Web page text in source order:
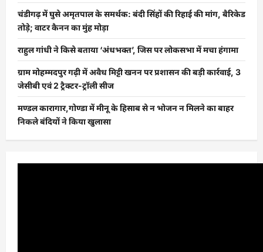
चंडीगढ़ में घुसे अमृतपाल के समर्थक: बंदी सिंहों की रिहाई की मांग, बैरिकेड
तोड़े; वाटर कैनन का मुंह मोड़ा
राहुल गांधी ने किसे बताया ‘अंधभक्त’, जिस पर लोकसभा में मचा हंगामा
ग्राम मोहम्मदपुर गढ़ी में अवैध मिट्टी खनन पर प्रशासन की बड़ी कार्रवाई, 3
जेसीबी एवं 2 ट्रैक्टर-ट्रॉली सीज
मण्डल कारागार,गोण्डा में मीनू के हिसाब से न भोजन न मिलने का बाहर
निकले बंदियों ने किया खुलासा